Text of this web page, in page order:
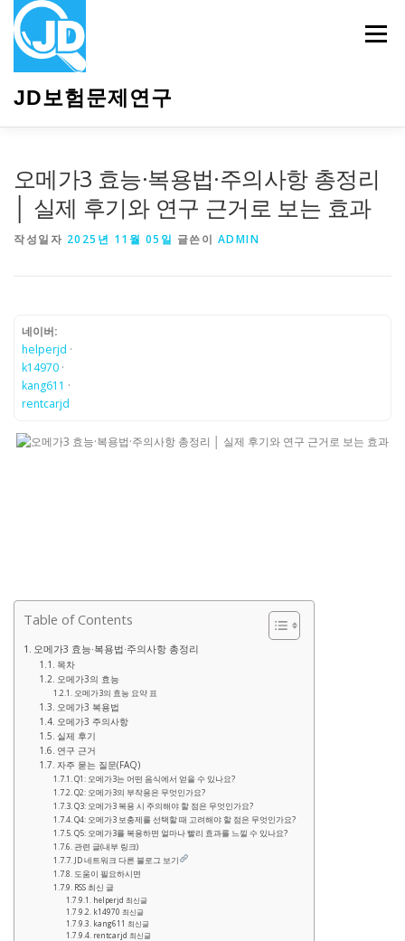
JD보험문제연구
메뉴
오메가3 효능·복용법·주의사항 총정리
│ 실제 후기와 연구 근거로 보는 효과
작성일자 2025년 11월 05일 글쓴이 ADMIN
네이버:
helperjd ·
k14970 ·
kang611 ·
rentcarjd
Table of Contents
오메가3 효능·복용법·주의사항 총정리
목차
오메가3의 효능
오메가3의 효능 요약 표
오메가3 복용법
오메가3 주의사항
실제 후기
연구 근거
자주 묻는 질문(FAQ)
Q1: 오메가3는 어떤 음식에서 얻을 수 있나요?
Q2: 오메가3의 부작용은 무엇인가요?
Q3: 오메가3 복용 시 주의해야 할 점은 무엇인가요?
Q4: 오메가3 보충제를 선택할 때 고려해야 할 점은 무엇인가요?
Q5: 오메가3를 복용하면 얼마나 빨리 효과를 느낄 수 있나요?
관련 글(내부 링크)
JD 네트워크 다른 블로그 보기
도움이 필요하시면
RSS 최신 글
helperjd 최신글
k14970 최신글
kang611 최신글
rentcarjd 최신글